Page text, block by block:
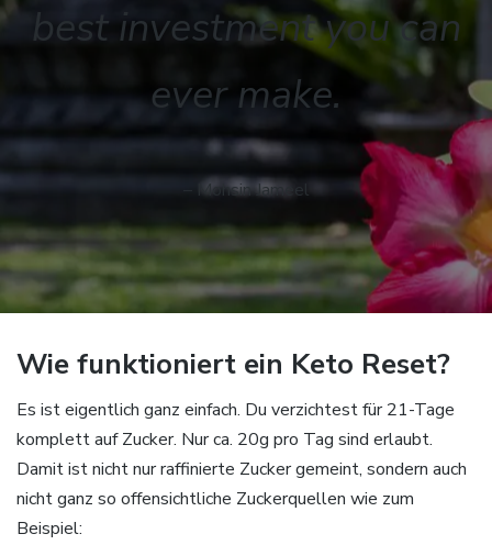
best investment you can
ever make.
– Mohsin Jameel
Wie funktioniert ein Keto Reset?
Es ist eigentlich ganz einfach. Du verzichtest für 21-Tage
komplett auf Zucker. Nur ca. 20g pro Tag sind erlaubt.
Damit ist nicht nur raffinierte Zucker gemeint, sondern auch
nicht ganz so offensichtliche Zuckerquellen wie zum
Beispiel: